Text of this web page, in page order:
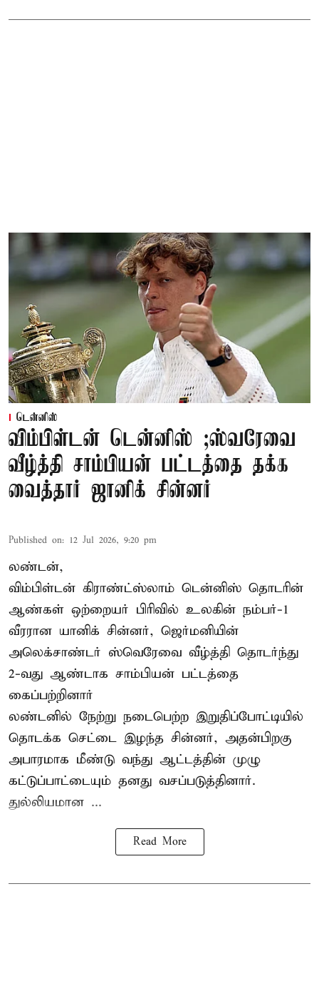
டென்னிஸ்
விம்பிள்டன் டென்னிஸ் ;ஸ்வரேவை
வீழ்த்தி சாம்பியன் பட்டத்தை தக்க
வைத்தார் ஜானிக் சின்னர்
Published on: 12 Jul 2026, 9:20 pm
லண்டன்,
விம்பிள்டன் கிராண்ட்ஸ்லாம் டென்னிஸ் தொடரின்
ஆண்கள் ஒற்றையர் பிரிவில் உலகின் நம்பர்-1
வீரரான யானிக் சின்னர், ஜெர்மனியின்
அலெக்சாண்டர் ஸ்வெரேவை வீழ்த்தி தொடர்ந்து
2-வது ஆண்டாக சாம்பியன் பட்டத்தை
கைப்பற்றினார்
லண்டனில் நேற்று நடைபெற்ற இறுதிப்போட்டியில்
தொடக்க செட்டை இழந்த சின்னர், அதன்பிறகு
அபாரமாக மீண்டு வந்து ஆட்டத்தின் முழு
கட்டுப்பாட்டையும் தனது வசப்படுத்தினார்.
துல்லியமான ...
Read More